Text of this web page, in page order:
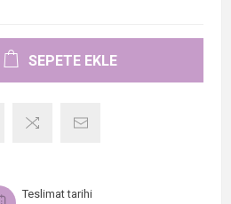
SEPETE EKLE
Teslimat tarihi